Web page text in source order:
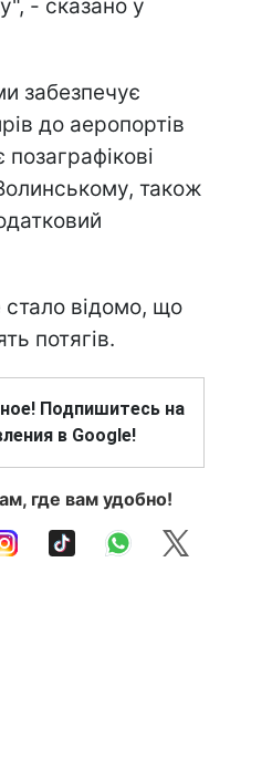
- сказано у
забезпечує
до аеропортів
також
відомо, що
потягів.
Подпишитесь на
в Google!
где вам удобно!